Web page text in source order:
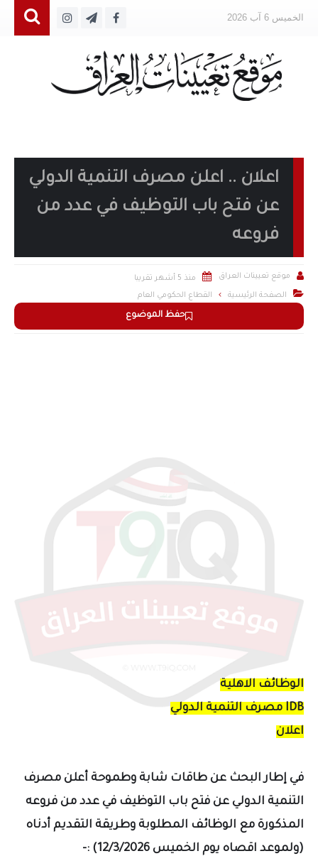
الخميس 6 آب 2026
اعلان .. اعلن مصرف التنمية الدولي
عن فتح باب التوظيف في عدد من
فروعه
حفظ الموضوع
 موقع تعيينات العراق  منذ 5 أشهر تقريبا
 الصفحة الرئيسية القطاع الحكومي العام
الوظائف الاهلية
IDB مصرف التنمية الدولي
اعلان
في إطار البحث عن طاقات شابة وطموحة أعلن مصرف
التنمية الدولي عن فتح باب التوظيف في عدد من فروعه
المذكورة مع الوظائف المطلوبة وطريقة التقديم أدناه
(ولموعد اقصاه يوم الخميس 12/3/2026) :-